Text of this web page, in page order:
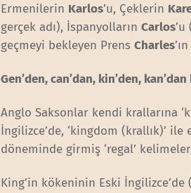
Ermenilerin Karlos’u, Çeklerin
gerçek adı), İspanyollarınCarlos
geçmeyi bekleyen PrensCharles
Gen’den, can’dan, kin’den, kan’dan
Anglo Saksonlar kendi krallarına
İngilizce’de, ‘kingdom (krallık)’
döneminde girmiş ‘regal’
King’in kökeninin Eski İngilizce’de